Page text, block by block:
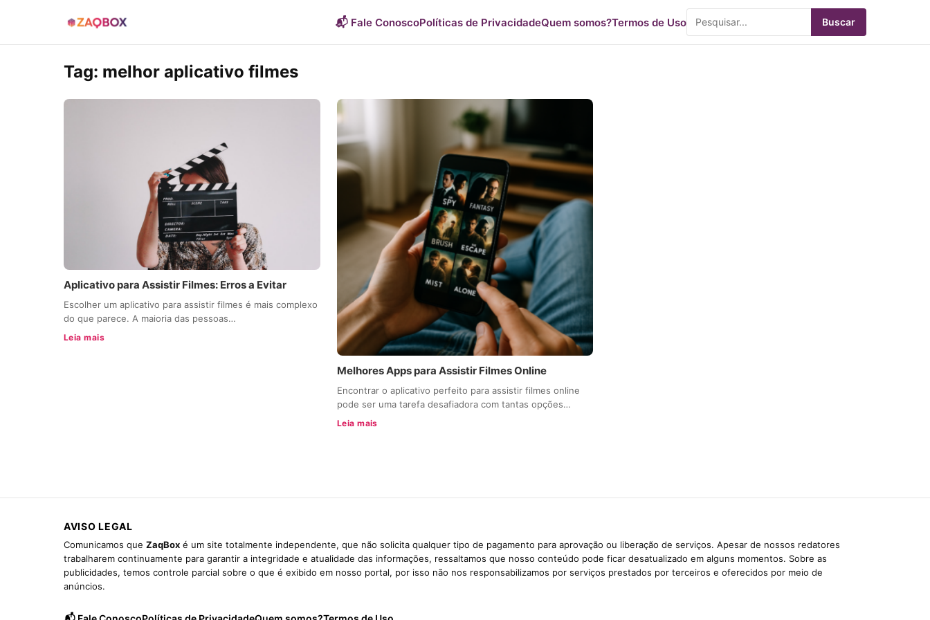
📬 Fale ConoscoPolíticas de PrivacidadeQuem somos?Termos de Uso Buscar
Tag: melhor aplicativo filmes
Aplicativo para Assistir Filmes: Erros a Evitar
Escolher um aplicativo para assistir filmes é mais complexo
do que parece. A maioria das pessoas…
Leia mais
Melhores Apps para Assistir Filmes Online
Encontrar o aplicativo perfeito para assistir filmes online
pode ser uma tarefa desafiadora com tantas opções…
Leia mais
AVISO LEGAL
Comunicamos que ZaqBox é um site totalmente independente, que não solicita qualquer tipo de pagamento para aprovação ou liberação de serviços. Apesar de nossos redatores
trabalharem continuamente para garantir a integridade e atualidade das informações, ressaltamos que nosso conteúdo pode ficar desatualizado em alguns momentos. Sobre as
publicidades, temos controle parcial sobre o que é exibido em nosso portal, por isso não nos responsabilizamos por serviços prestados por terceiros e oferecidos por meio de
anúncios.